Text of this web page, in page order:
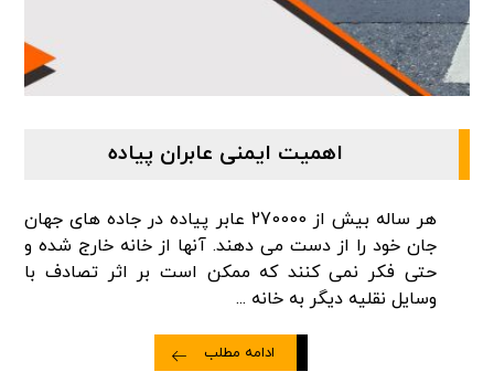
اهمیت ایمنی عابران پیاده
هر ساله بیش از 270000 عابر پیاده در جاده های جهان
جان خود را از دست می دهند. آنها از خانه خارج شده و
حتی فکر نمی کنند که ممکن است بر اثر تصادف با
وسایل نقلیه دیگر به خانه ...
ادامه مطلب